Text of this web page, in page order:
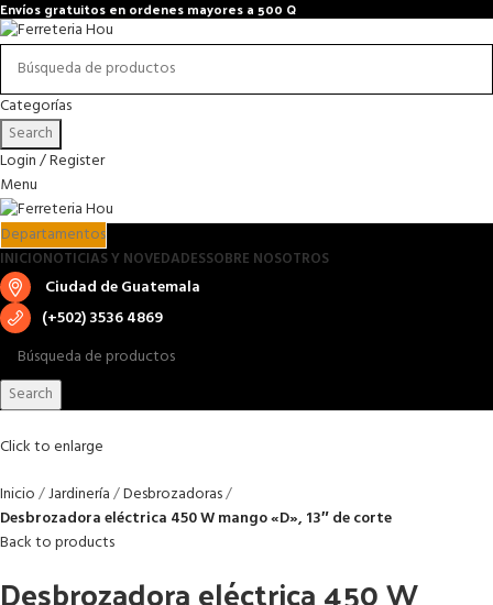
Envíos gratuitos en ordenes mayores a 500 Q
Categorías
Search
Login / Register
Menu
Departamentos
INICIONOTICIAS Y NOVEDADESSOBRE NOSOTROS
Ciudad de Guatemala
(+502) 3536 4869
Search
Click to enlarge
Inicio Jardinería Desbrozadoras
Desbrozadora eléctrica 450 W mango «D», 13″ de corte
Back to products
Desbrozadora eléctrica 450 W